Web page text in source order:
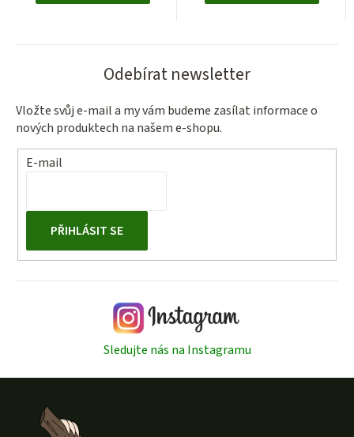
Odebírat newsletter
Vložte svůj e-mail a my vám budeme zasílat informace o
nových produktech na našem e-shopu.
E-mail
PŘIHLÁSIT SE
Sledujte nás na Instagramu